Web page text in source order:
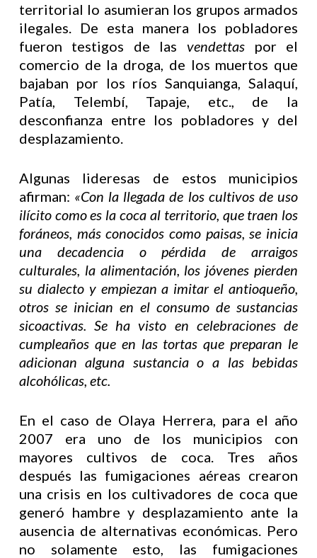
territorial lo asumieran los grupos armados
ilegales. De esta manera los pobladores
fueron testigos de lasvendettas por el
comercio de la droga, de los muertos que
bajaban por los ríos Sanquianga, Salaquí,
Patía, Telembí, Tapaje, etc., de la
desconfianza entre los pobladores y del
desplazamiento.
Algunas lideresas de estos municipios
afirman: «Con la llegada de los cultivos de uso
ilícito como es la coca al territorio, que traen los
foráneos, más conocidos como paisas, se inicia
una decadencia o pérdida de arraigos
culturales, la alimentación, los jóvenes pierden
su dialecto y empiezan a imitar el antioqueño,
otros se inician en el consumo de sustancias
sicoactivas. Se ha visto en celebraciones de
cumpleaños que en las tortas que preparan le
adicionan alguna sustancia o a las bebidas
alcohólicas, etc.
En el caso de Olaya Herrera, para el año
2007 era uno de los municipios con
mayores cultivos de coca. Tres años
después las fumigaciones aéreas crearon
una crisis en los cultivadores de coca que
generó hambre y desplazamiento ante la
ausencia de alternativas económicas. Pero
no solamente esto, las fumigaciones